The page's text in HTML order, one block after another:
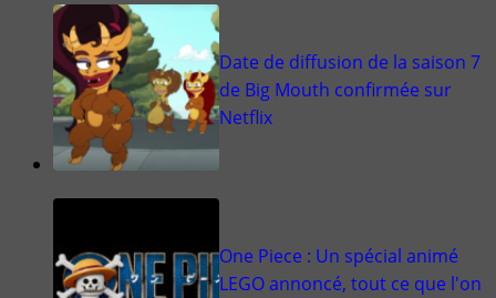
Date de diffusion de la saison 7
de Big Mouth confirmée sur
Netflix
One Piece : Un spécial animé
LEGO annoncé, tout ce que l'on